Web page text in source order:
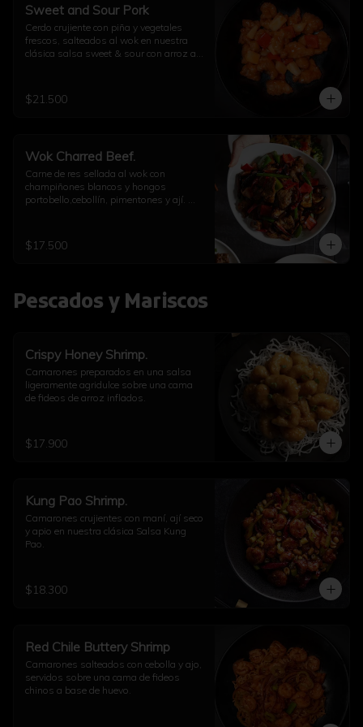
Sweet and Sour Pork
Cerdo crujiente con piña y vegetales
frescos, salteados al wok en nuestra
clásica salsa sweet & sour con arroz a
$21.500
Wok Charred Beef.
Carne de res sellada al wok con
champiñones blancos y hongos
portobello,cebollín, pimentones y ají.
$17.500
Pescados y Mariscos
Crispy Honey Shrimp.
Camarones preparados en una salsa
ligeramente agridulce sobre una cama
de fideos de arroz inflados.
$17.900
Kung Pao Shrimp.
Camarones crujientes con maní, ají seco
y apio en nuestra clásica Salsa Kung
Pao.
$18.300
Red Chile Buttery Shrimp
Camarones salteados con cebolla y ajo,
servidos sobre una cama de fideos
chinos a base de huevo.